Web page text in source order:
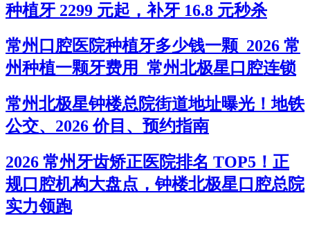
种植牙 2299 元起，补牙 16.8 元秒杀
常州口腔医院种植牙多少钱一颗_2026 常
州种植一颗牙费用_常州北极星口腔连锁
常州北极星钟楼总院街道地址曝光！地铁
公交、2026 价目、预约指南
2026 常州牙齿矫正医院排名 TOP5！正
规口腔机构大盘点，钟楼北极星口腔总院
实力领跑